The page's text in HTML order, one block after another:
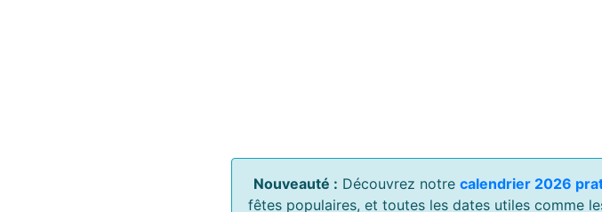
Nouveauté : Découvrez notre calendrier 2026
fêtes populaires, et toutes les dates utiles comme